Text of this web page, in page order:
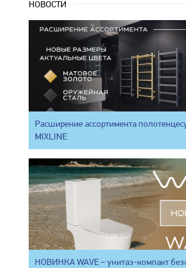
НОВОСТИ
Расширение ассортимента
MIXLINE
НОВИНКА WAVE – унитаз-компакт